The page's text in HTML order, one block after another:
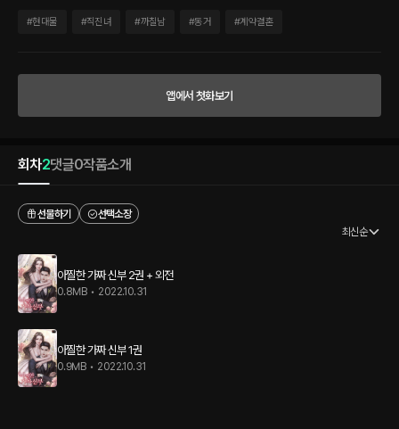
말 것. 사생활 침해하지 말 것. 3개월 뒤 유산 문제만 해결되면 깨끗하게 헤어질 것. 이처
면 전 상관없다고요. 하룻밤 정도는.” “그러다 내가 덤비기라도 하면 어쩌려고.” 당돌하
게 저를 유혹하는 유리를 보며 준혁 역시 흔들린다. 하지만 영원한 비밀은 없는 법. 약속
#현대물 #직진녀 #까칠남 #동거 #계약결혼
앱에서 첫화보기
회차2댓글0작품소개
선물하기
선택소장
최신순
아찔한 가짜 신부 2권 + 외전
0.8MB • 2022.10.31
아찔한 가짜 신부 1권
0.9MB • 2022.10.31